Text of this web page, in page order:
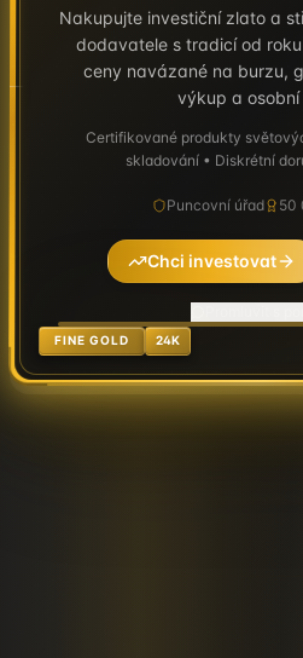
FINE GOLD 24K
Nakupujte investiční zlato a
dodavatele s tradicí od
ceny navázané na burzu,
výkup a
Certifikované produkty
skladování • Diskrétní
Puncovní úřad 50
Chci investovat
LIVE